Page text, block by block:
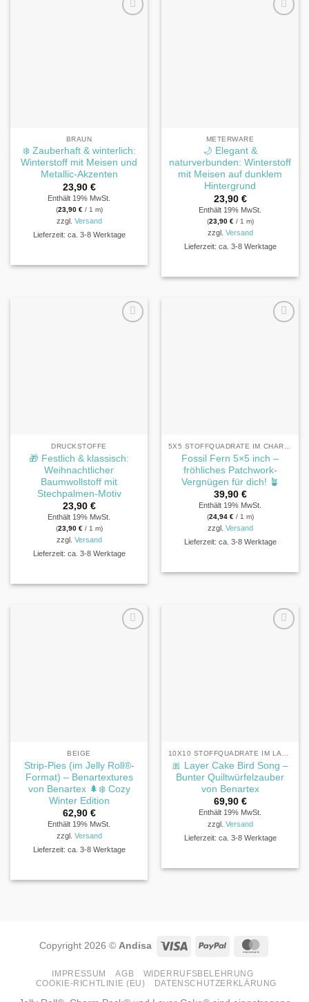
BRAUN
❄️ Zauberhaft & winterlich:
Winterstoff mit Meisen und
Metallic-Akzenten
23,90 €
Enthält 19% MwSt.
(23,90 € / 1 m)
zzgl. Versand
Lieferzeit: ca. 3-8 Werktage
METERWARE
🌙 Elegant &
naturverbunden: Winterstoff
mit Meisen auf dunklem
Hintergrund
23,90 €
Enthält 19% MwSt.
(23,90 € / 1 m)
zzgl. Versand
Lieferzeit: ca. 3-8 Werktage
DRUCKSTOFFE
🎁 Festlich & klassisch:
Weihnachtlicher
Baumwollstoff mit
Stechpalmen-Motiv
23,90 €
Enthält 19% MwSt.
(23,90 €/ 1 m)
zzgl. Versand
Lieferzeit: ca. 3-8 Werktage
Fossil Fern 5×5 inch –
fröhliches Patchwork-
Vergnügen für dich! 🪴
39,90 €
Enthält 19% MwSt.
(24,94 €/ 1 m)
zzgl. Versand
Lieferzeit: ca. 3-8 Werktage
BEIGE
Strip-Pies (im Jelly Roll®-
Format) – Benartextures
von Benartex 🌲❄️ Cozy
Winter Edition
62,90 €
Enthält 19% MwSt.
zzgl. Versand
Lieferzeit: ca. 3-8 Werktage
🎀 Layer Cake Bird Song –
Bunter Quiltwürfelzauber
von Benartex
69,90 €
Enthält 19% MwSt.
zzgl. Versand
Lieferzeit: ca. 3-8 Werktage
Copyright 2026 © Andisa Visa PayPal
IMPRESSUM AGB
WIDERRUFSBELEHRUNG
COOKIE-RICHTLINIE (EU)
DATENSCHUTZERKLÄRUNG